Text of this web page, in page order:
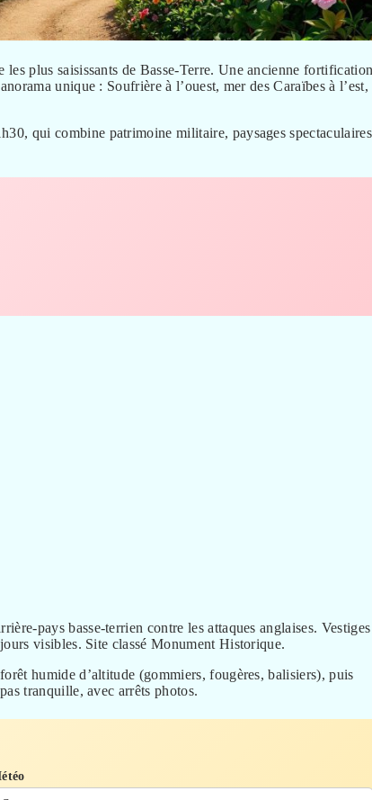
les plus saisissants de Basse-Terre. Une ancienne
unique : Soufrière à l’ouest, mer des Caraïbes à l’est,
qui combine patrimoine militaire, paysages
pays basse-terrien contre les attaques anglaises.
visibles. Site classé Monument Historique.
humide d’altitude (gommiers, fougères, balisiers), puis
tranquille, avec arrêts photos.